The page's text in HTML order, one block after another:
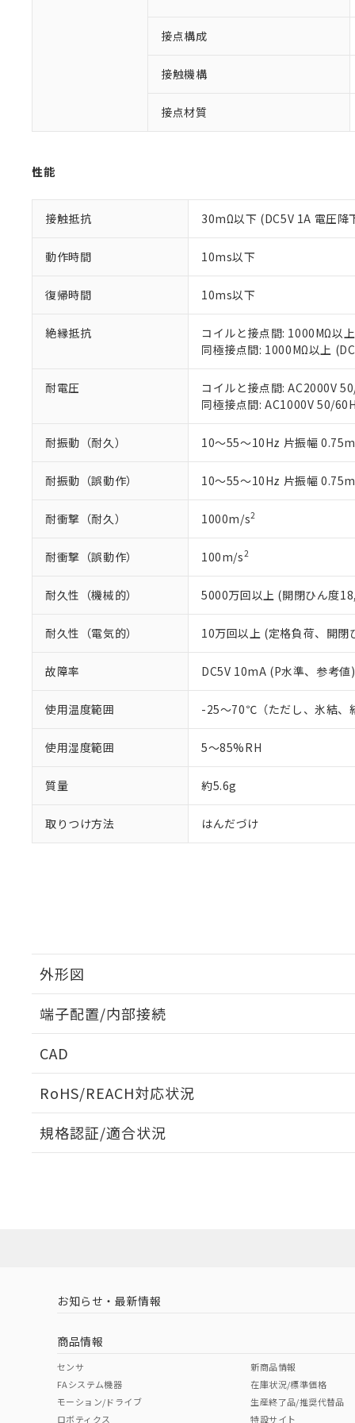
接点構成
接触機構
接点材質
性能
接触抵抗 30mΩ以下 (DC5V 1A 電圧降
動作時間 10ms以下
復帰時間 10ms以下
絶縁抵抗
コイルと接点間: 1000MΩ以
同極接点間: 1000MΩ以上
耐電圧
コイルと接点間: AC2000V
同極接点間: AC1000V 50/
耐振動（耐久） 10～55～10Hz 片振幅
耐振動（誤動作） 10～55～10Hz 片振幅
耐衝撃（耐久） 1000m/s2
耐衝撃（誤動作） 100m/s2
耐久性（機械的） 5000万回以上 (開閉ひん度
耐久性（電気的） 10万回以上 (定格負荷、開
故障率 DC5V 10mA (P水準、参考
使用温度範囲 -25～70℃（ただし、氷結、
使用湿度範囲 5～85%RH
質量 約5.6g
取りつけ方法 はんだづけ
外形図
取りつけ穴加工図
端子配置/内部接続
CAD
RoHS/REACH対応状況
EU RoHS 注意事項・凡例
中国 RoHS 注意事項・凡例
中国 RoHS表
Pb Hg Cr(VI)
規格認証/適合状況
以下の条件をお
本サービス
当社制御機
在庫状況お
在庫状況お
す。
マイパーツ
お客様が当
さい。
※当社の共
いる法人を
仕入先様の事情
*EU RoHS指令（10物質
鉛(Pb) 1000ppm以下
六価クロム(Cr(Ⅵ))
フタル酸ビス(2-エチ
ル（DBP） 1000ppm
但し、RoHS指令で産
フタル酸エステル類の
部品在庫の切り替
※3 非含有証明
下記の非含有証明
EU RoHS指令（
51物質の非含有証
また、RoHS指令
混在することから
既に当社にて対応
り割愛しておりま
※1 中国
「○」：最大均質
「×」：最大均質
「－」：未確認
Pb(鉛) :1000ppm、
※2 環境保護使
「－」：未確認で
う）を輸出
などの必要
当社は規制
ます。
たしません。
－
在庫な
お知らせ・最新情報
商品情報
センサ
FAシステム機器
モーション/ドライブ
ロボティクス
新商品情報
在庫状況/標準価格
生産終了品/推奨代替品
特設サイト